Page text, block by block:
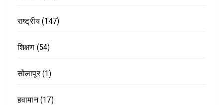
राष्ट्रीय (147)
शिक्षण (54)
सोलापूर(1)
हवामान(17)